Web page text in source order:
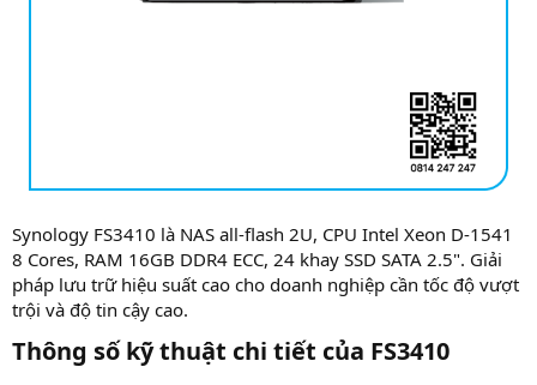
Synology FS3410 là NAS all-flash 2U, CPU Intel Xeon D-1541
8 Cores, RAM 16GB DDR4 ECC, 24 khay SSD SATA 2.5". Giải
pháp lưu trữ hiệu suất cao cho doanh nghiệp cần tốc độ vượt
trội và độ tin cậy cao.
Thông số kỹ thuật chi tiết của FS3410​